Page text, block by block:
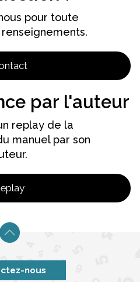
pour toute
par l'auteur
replay de la
manuel par son
nous